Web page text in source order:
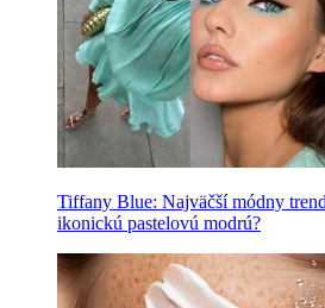
Tiffany Blue: Najväčší módny
ikonickú pastelovú modrú?